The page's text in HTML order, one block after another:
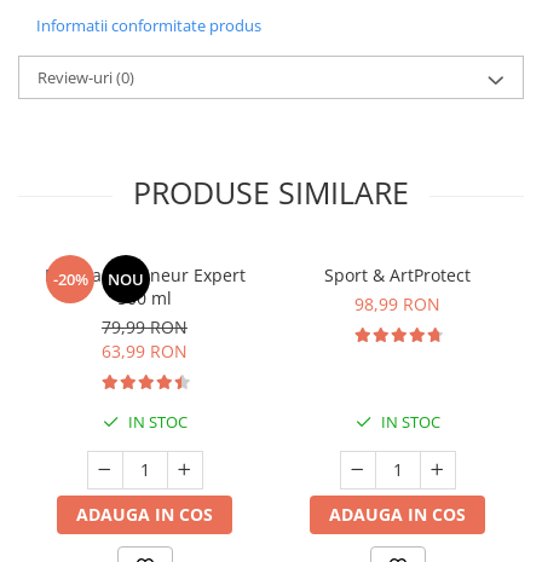
Informatii conformitate produs
Review-uri(0)
PRODUSE SIMILARE
-20% NOU
Manhaē Draineur Expert
500 ml
79,99 RON
63,99 RON
IN STOC
ADAUGA IN COS
Sport & ArtProtect
98,99 RON
IN STOC
ADAUGA IN COS